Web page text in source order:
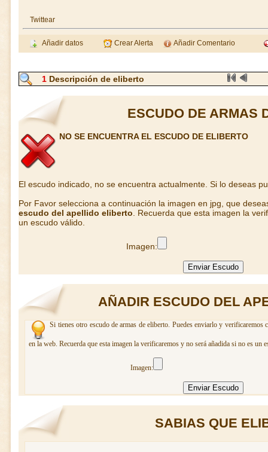
Twittear
Añadir datos Crear Alerta Añadir Comentario
1 Descripción de eliberto
ESCUDO DE ARMAS
NO SE ENCUENTRA EL ESCUDO DE ELIBERTO
El escudo indicado, no se encuentra actualmente. Si lo deseas
Por Favor selecciona a continuación la imagen en jpg, que
escudo del apellido eliberto . Recuerda que esta imagen la
un escudo válido.
Imagen:
AÑADIR ESCUDO DEL
Si tienes otro escudo de armas de eliberto. Puedes enviarlo y
en la web. Recuerda que esta imagen la verificaremos y no será añadida si no es un
Imagen:
SABIAS QUE